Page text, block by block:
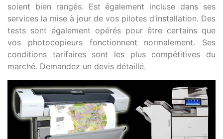
soient bien rangés. Est également incluse dans ses
services la mise à jour de vos pilotes d’installation. Des
tests sont également opérés pour être certains que
vos photocopieurs fonctionnent normalement. Ses
conditions tarifaires sont les plus compétitives du
marché. Demandez un devis détaillé.